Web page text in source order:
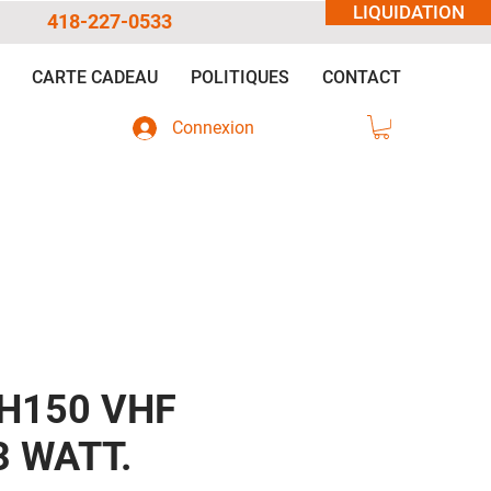
LIQUIDATION
418-227-0533
CARTE CADEAU POLITIQUES CONTACT
Connexion
VHF
WATT.